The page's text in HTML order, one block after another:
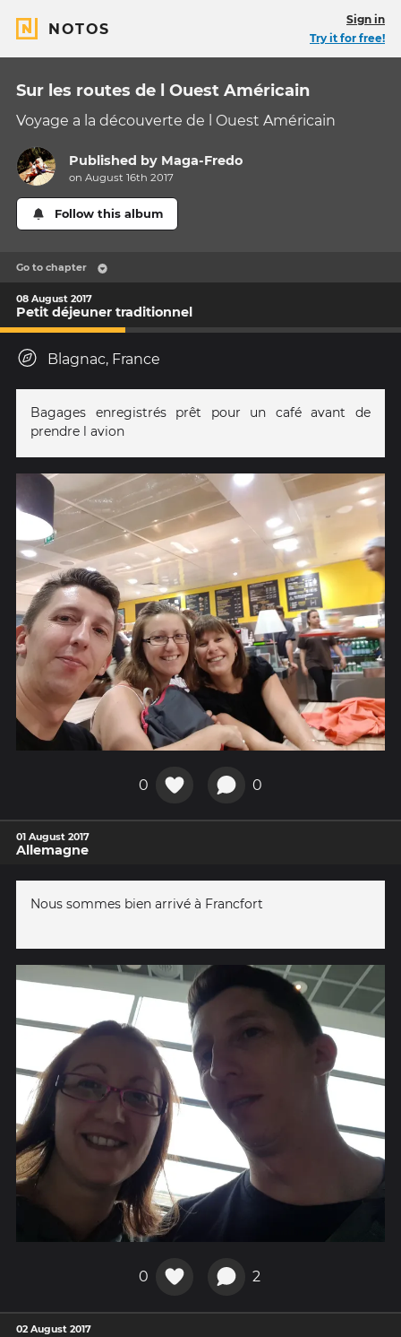
NOTOS
Sign in
Try it for free!
Sur les routes de l Ouest Américain
Voyage a la découverte de l Ouest Américain
Published by Maga-Fredo
on August 16th 2017
Follow this album
Go to chapter
08 August 2017
Petit déjeuner traditionnel
Blagnac, France
Bagages enregistrés prêt pour un café avant de
prendre l avion
0 0
01 August 2017
Allemagne
Nous sommes bien arrivé à Francfort
0 2
02 August 2017